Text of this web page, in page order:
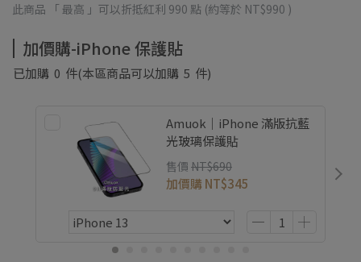
此商品 「 最高 」可以折抵紅利 990 點 (約等於 NT$990 )
加價購-iPhone 保護貼
已加購 0 件(本區商品可以加購 5 件)
Amuok｜iPhone 滿版抗藍
光玻璃保護貼
售價 NT$690
加價購 NT$345